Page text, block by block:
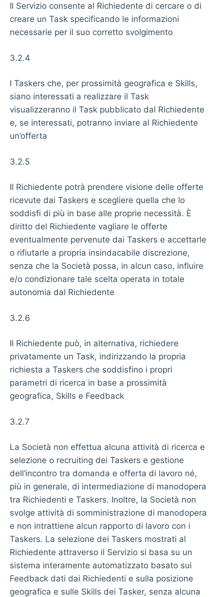
Il Servizio consente al Richiedente di cercare o di
creare un Task specificando le informazioni
necessarie per il suo corretto svolgimento
3.2.4
I Taskers che, per prossimità geografica e Skills,
siano interessati a realizzare il Task
visualizzeranno il Task pubblicato dal Richiedente
e, se interessati, potranno inviare al Richiedente
un’offerta
3.2.5
Il Richiedente potrà prendere visione delle offerte
ricevute dai Taskers e scegliere quella che lo
soddisfi di più in base alle proprie necessità. È
diritto del Richiedente vagliare le offerte
eventualmente pervenute dai Taskers e accettarle
o rifiutarle a propria insindacabile discrezione,
senza che la Società possa, in alcun caso, influire
e/o condizionare tale scelta operata in totale
autonomia dal Richiedente
3.2.6
Il Richiedente può, in alternativa, richiedere
privatamente un Task, indirizzando la propria
richiesta a Taskers che soddisfino i propri
parametri di ricerca in base a prossimità
geografica, Skills e Feedback
3.2.7
La Società non effettua alcuna attività di ricerca e
selezione o recruiting dei Taskers e gestione
dell’incontro tra domanda e offerta di lavoro né,
più in generale, di intermediazione di manodopera
tra Richiedenti e Taskers. Inoltre, la Società non
svolge attività di somministrazione di manodopera
e non intrattiene alcun rapporto di lavoro con i
Taskers. La selezione dei Taskers mostrati al
Richiedente attraverso il Servizio si basa su un
sistema interamente automatizzato basato sui
Feedback dati dai Richiedenti e sulla posizione
geografica e sulle Skills dei Tasker, senza alcuna